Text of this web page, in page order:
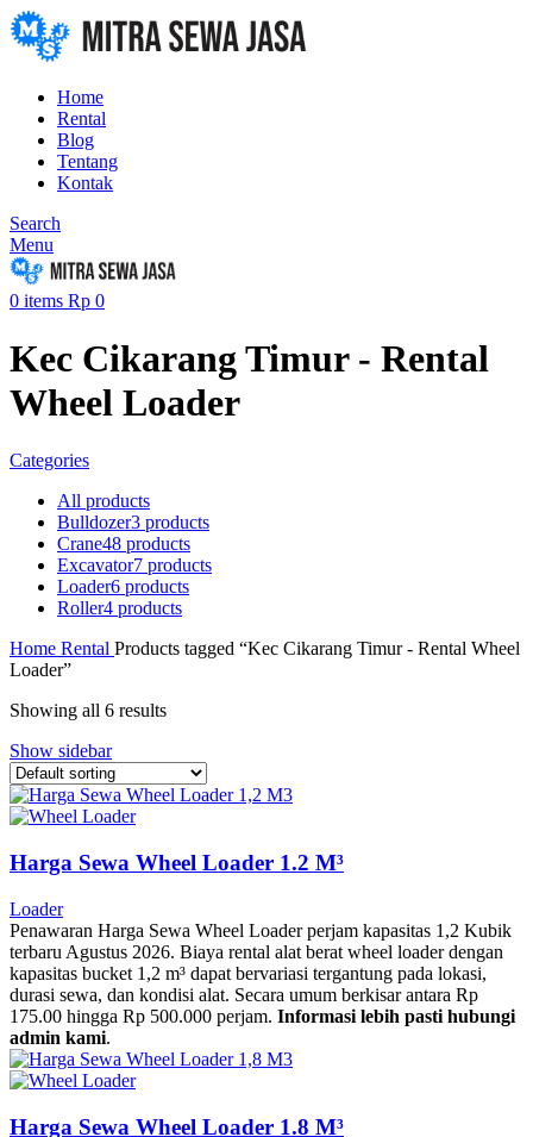
Home
Rental
Blog
Tentang
Kontak
Search
Menu
0 items Rp 0
Kec Cikarang Timur - Rental
Wheel Loader
Categories
All products
Bulldozer3 products
Crane48 products
Excavator7 products
Loader6 products
Roller4 products
Home Rental Products tagged “Kec Cikarang Timur - Rental Wheel
Loader”
Showing all 6 results
Show sidebar
Harga Sewa Wheel Loader 1.2 M³
Loader
Penawaran Harga Sewa Wheel Loader perjam kapasitas 1,2 Kubik
terbaru Agustus 2026. Biaya rental alat berat wheel loader dengan
kapasitas bucket 1,2 m³ dapat bervariasi tergantung pada lokasi,
durasi sewa, dan kondisi alat. Secara umum berkisar antara Rp
175.00 hingga Rp 500.000 perjam. Informasi lebih pasti hubungi
admin kami.
Harga Sewa Wheel Loader 1.8 M³